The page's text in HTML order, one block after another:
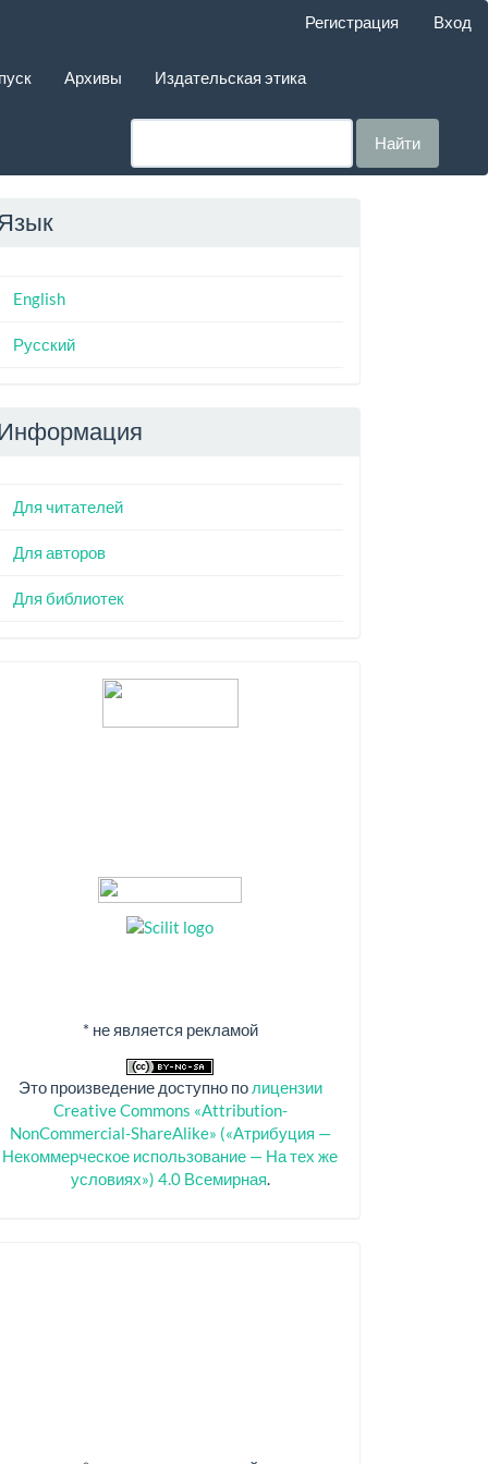
Регистрация Вход
Архивы Издательская этика
Найти
English
Русский
Для читателей
Для авторов
Для библиотек
Индексация
* не является рекламой
Это произведение доступно по лицензии
Creative Commons «Attribution-
NonCommercial-ShareAlike» («Атрибуция —
Некоммерческое использование — На тех же
условиях») 4.0 Всемирная.